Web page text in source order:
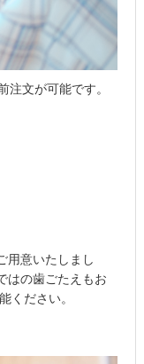
文が可能です。
用意いたしまし
はの歯ごたえもお
ください。